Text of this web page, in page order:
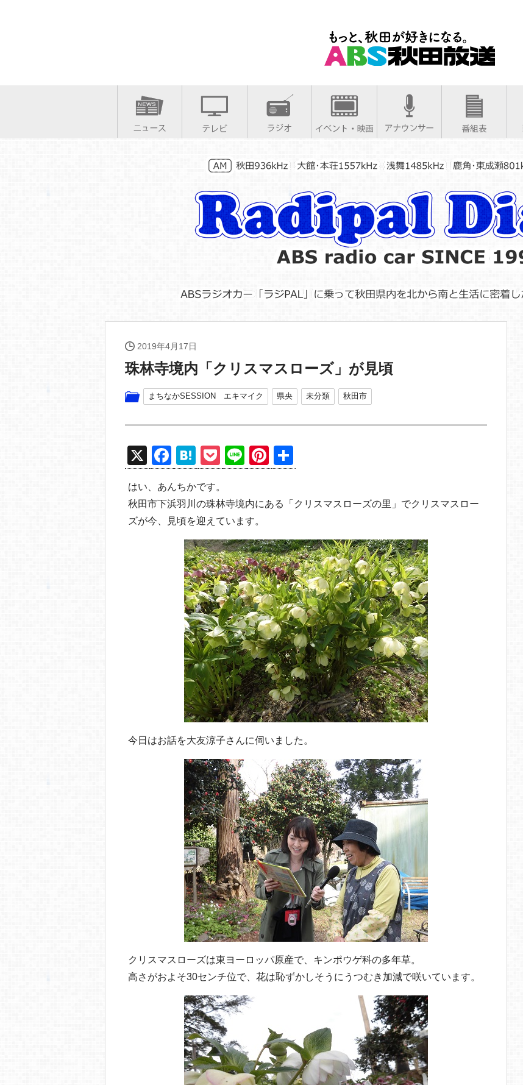
2019年4月17日
珠林寺境内「クリスマスローズ」が見頃
まちなかSESSION エキマイク 県央 未分類 秋田市
X
F
a
c
e
b
H
at
e
n
a
P
o
ck
et
Li
n
e
Pi
nt
er
e
st
有
はい、あんちかです。
秋田市下浜羽川の珠林寺境内にある「クリスマスローズの里」でクリスマスロー
ズが今、見頃を迎えています。
今日はお話を大友涼子さんに伺いました。
クリスマスローズは東ヨーロッパ原産で、キンポウゲ科の多年草。
高さがおよそ30センチ位で、花は恥ずかしそうにうつむき加減で咲いています。